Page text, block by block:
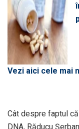
Vezi aici cele mai
Cât despre faptul
DNA, Răducu